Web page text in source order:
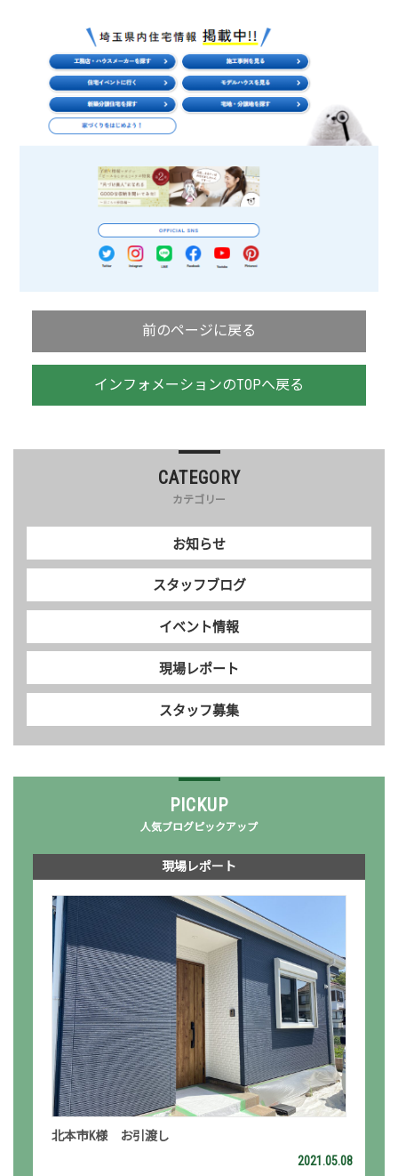
前のページに戻る
インフォメーションのTOPへ戻る
CATEGORY
カテゴリー
お知らせ
スタッフブログ
イベント情報
現場レポート
スタッフ募集
PICKUP
人気ブログピックアップ
現場レポート
北本市K様 お引渡し
2021.05.08